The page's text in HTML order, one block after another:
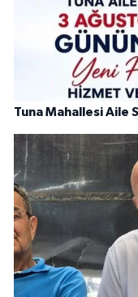
Tuna Mahallesi Aile